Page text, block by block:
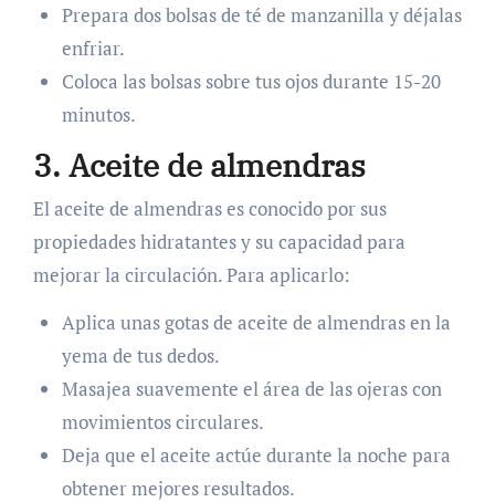
Prepara dos bolsas de té de manzanilla y déjalas
enfriar.
Coloca las bolsas sobre tus ojos durante 15-20
minutos.
3. Aceite de almendras
El aceite de almendras es conocido por sus
propiedades hidratantes y su capacidad para
mejorar la circulación. Para aplicarlo:
Aplica unas gotas de aceite de almendras en la
yema de tus dedos.
Masajea suavemente el área de las ojeras con
movimientos circulares.
Deja que el aceite actúe durante la noche para
obtener mejores resultados.